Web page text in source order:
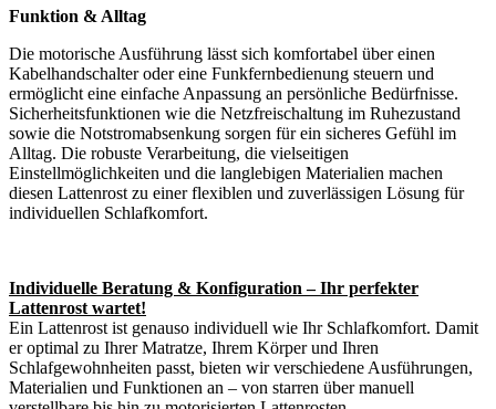
Funktion & Alltag
Die motorische Ausführung lässt sich komfortabel über einen
Kabelhandschalter oder eine Funkfernbedienung steuern und
ermöglicht eine einfache Anpassung an persönliche Bedürfnisse.
Sicherheitsfunktionen wie die Netzfreischaltung im Ruhezustand
sowie die Notstromabsenkung sorgen für ein sicheres Gefühl im
Alltag. Die robuste Verarbeitung, die vielseitigen
Einstellmöglichkeiten und die langlebigen Materialien machen
diesen Lattenrost zu einer flexiblen und zuverlässigen Lösung für
individuellen Schlafkomfort.
Individuelle Beratung & Konfiguration – Ihr perfekter
Lattenrost wartet!
Ein Lattenrost ist genauso individuell wie Ihr Schlafkomfort. Damit
er optimal zu Ihrer Matratze, Ihrem Körper und Ihren
Schlafgewohnheiten passt, bieten wir verschiedene Ausführungen,
Materialien und Funktionen an – von starren über manuell